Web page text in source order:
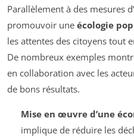
Parallèlement à des mesures
promouvoir une écologie
les attentes des citoyens tout
De nombreux exemples
en collaboration avec les
de bons résultats.
Mise en œuvre d’une
implique de réduire les